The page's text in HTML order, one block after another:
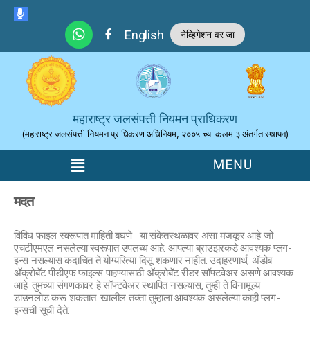
Skip to the content
English नेव्हिगेशन वर जा
महाराष्ट्र जलसंपत्ती नियमन प्राधिकरण
(महाराष्ट्र जलसंपत्ती नियमन प्राधिकरण अधिनियम, २००५ च्या कलम ३ अंतर्गत स्थापन)
मदत
विविध फाइल स्वरूपात माहिती बघणे या संकेतस्थळावर असा मजकूर आहे जो
एचटीएमएल नसलेल्या स्वरूपात उपलब्ध आहे. आपल्या ब्राउझरकडे आवश्यक प्लग-
इन्स नसल्यास कदाचित ते योग्यरित्या दिसू शकणार नाहीत. उदाहरणार्थ, अ‍ॅडोब
अ‍ॅक्रोबॅट पीडीएफ फाइल्स पाहण्यासाठी अ‍ॅक्रोबॅट रीडर सॉफ्टवेअर असणे आवश्यक
आहे. तुमच्या संगणकावर हे सॉफ्टवेअर स्थापित नसल्यास, तुम्ही ते विनामूल्य
डाउनलोड करू शकतात. खालील तक्ता तुम्हाला आवश्यक असलेल्या काही प्लग-
इन्सची सूची देते.